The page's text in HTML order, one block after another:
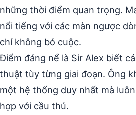
những thời điểm quan trọng.
nổi tiếng với các màn ngược
chí không bỏ cuộc.
Điểm đáng nể là Sir Alex biết
thuật tùy từng giai đoạn. Ông
một hệ thống duy nhất mà
hợp với cầu thủ.